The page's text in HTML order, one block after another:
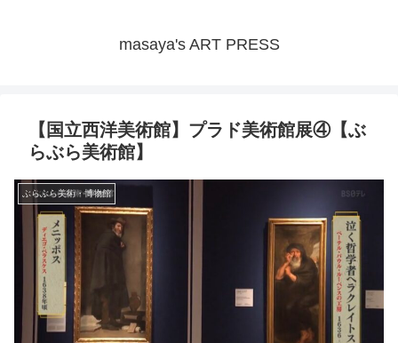
masaya's ART PRESS
【国立西洋美術館】プラド美術館展④【ぶ
らぶら美術館】
ぶらぶら美術・博物館